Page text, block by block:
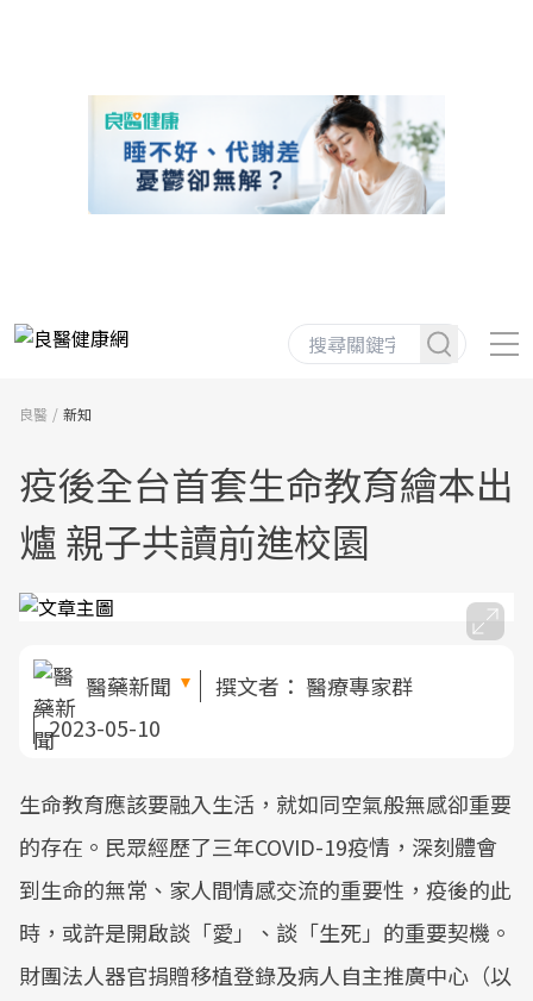
良醫 新知
疫後全台首套生命教育繪本出
爐 親子共讀前進校園
醫藥新聞 撰文者： 醫療專家群
2023-05-10
生命教育應該要融入生活，就如同空氣般無感卻重要
的存在。民眾經歷了三年COVID-19疫情，深刻體會
到生命的無常、家人間情感交流的重要性，疫後的此
時，或許是開啟談「愛」、談「生死」的重要契機。
財團法人器官捐贈移植登錄及病人自主推廣中心（以